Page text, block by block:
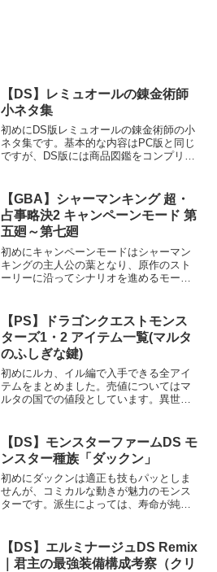
【DS】レミュオールの錬金術師
小ネタ集
初めにDS版レミュオールの錬金術師の小
ネタ集です。基本的な内容はPC版と同じ
ですが、DS版には商品図鑑をコンプリー
用意してほしかったです。小ネタ集シオ
のハイアンドロー...
【GBA】シャーマンキング 超・
占事略決2 キャンペーンモード 第
五廻～第七廻
初めにキャンペーンモードはシャーマン
キングの主人公の葉となり、原作のスト
ーリーに沿ってシナリオを進めるモード
います。各話をクリアするごとに、キャ
ンペーンボーナスとし...
【PS】ドラゴンクエストモンス
ターズ1・2 アイテム一覧(マルタ
のふしぎな鍵)
初めにルカ、イル編で入手できる全アイ
テムをまとめました。売値についてはマ
ルタの国での値段としています。異世界
売ることをお勧めします。アイテム一覧
消費アイテ...
【DS】モンスターファームDS モ
ンスター種族「ダックン」
初めにダックンは適正も技もパッとしま
せんが、コミカルな動きが魅力のモンス
ターです。派生によっては、寿命が純血
で「ガア人形」を手に入れます。育成特
徴ハイセンスエサの好みエサ...
【DS】エルミナージュDS Remix
｜君主の最強装備構成考察（クリ